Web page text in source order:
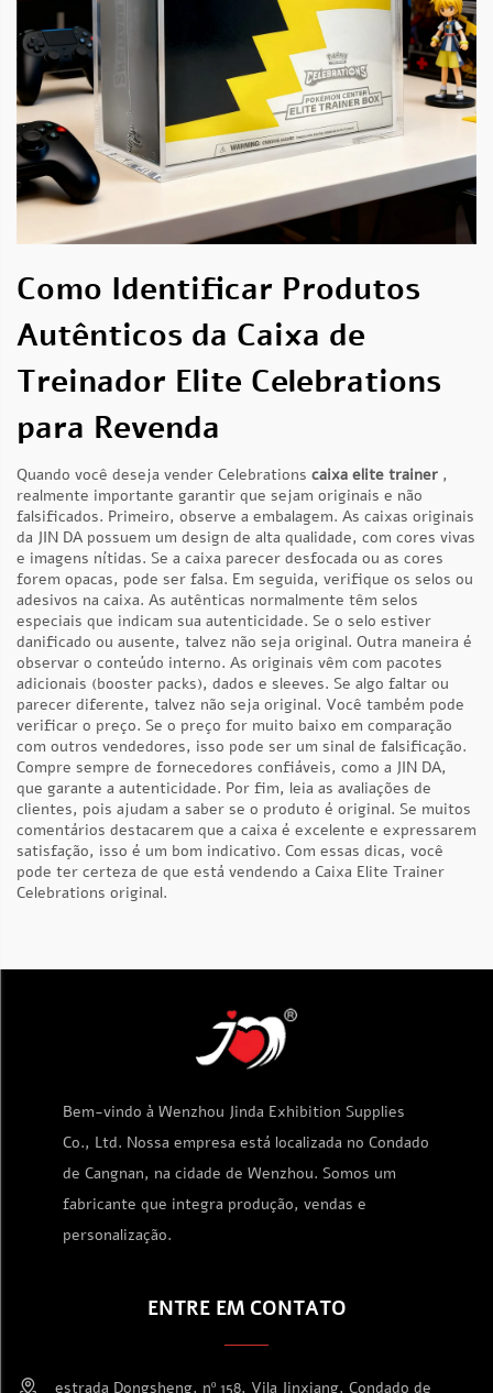
Como Identificar Produtos
Autênticos da Caixa de
Treinador Elite Celebrations
para Revenda
Quando você deseja vender Celebrations caixa elite trainer ,
realmente importante garantir que sejam originais e não
falsificados. Primeiro, observe a embalagem. As caixas originais
da JIN DA possuem um design de alta qualidade, com cores vivas
e imagens nítidas. Se a caixa parecer desfocada ou as cores
forem opacas, pode ser falsa. Em seguida, verifique os selos ou
adesivos na caixa. As autênticas normalmente têm selos
especiais que indicam sua autenticidade. Se o selo estiver
danificado ou ausente, talvez não seja original. Outra maneira é
observar o conteúdo interno. As originais vêm com pacotes
adicionais (booster packs), dados e sleeves. Se algo faltar ou
parecer diferente, talvez não seja original. Você também pode
verificar o preço. Se o preço for muito baixo em comparação
com outros vendedores, isso pode ser um sinal de falsificação.
Compre sempre de fornecedores confiáveis, como a JIN DA,
que garante a autenticidade. Por fim, leia as avaliações de
clientes, pois ajudam a saber se o produto é original. Se muitos
comentários destacarem que a caixa é excelente e expressarem
satisfação, isso é um bom indicativo. Com essas dicas, você
pode ter certeza de que está vendendo a Caixa Elite Trainer
Celebrations original.
Bem-vindo à Wenzhou Jinda Exhibition Supplies
Co., Ltd. Nossa empresa está localizada no Condado
de Cangnan, na cidade de Wenzhou. Somos um
fabricante que integra produção, vendas e
personalização.
ENTRE EM CONTATO
estrada Dongsheng, nº 158, Vila Jinxiang, Condado de